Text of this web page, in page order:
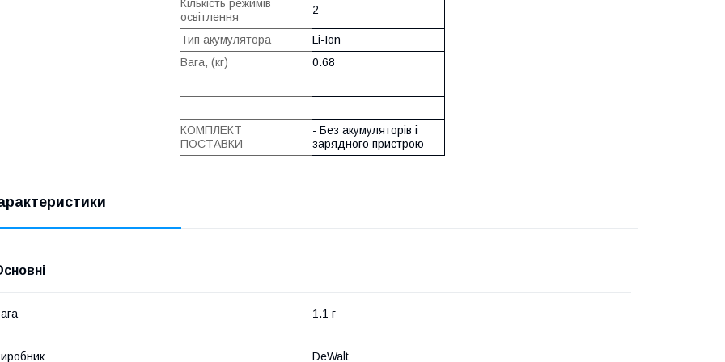
Кількість режимів
освітлення
2
Тип акумулятора
Li-Ion
Вага, (кг)
0.68
КОМПЛЕКТ
ПОСТАВКИ
- Без акумуляторів і
зарядного пристрою
1.1 г
DeWalt